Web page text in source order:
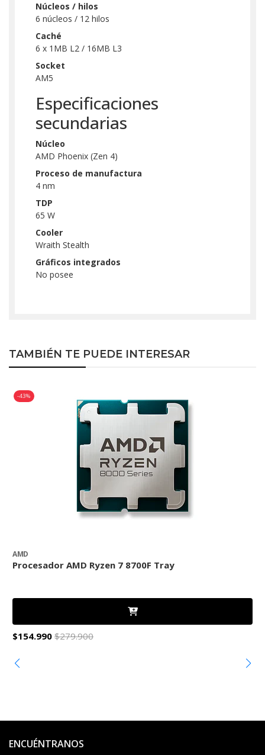
Núcleos / hilos
6 núcleos / 12 hilos
Caché
6 x 1MB L2 / 16MB L3
Socket
AM5
Especificaciones
secundarias
Núcleo
AMD Phoenix (Zen 4)
Proceso de manufactura
4 nm
TDP
65 W
Cooler
Wraith Stealth
Gráficos integrados
No posee
TAMBIÉN TE PUEDE INTERESAR
-43%
AMD
Procesador AMD Ryzen 7 8700F Tray
$154.990 $279.900
ENCUÉNTRANOS